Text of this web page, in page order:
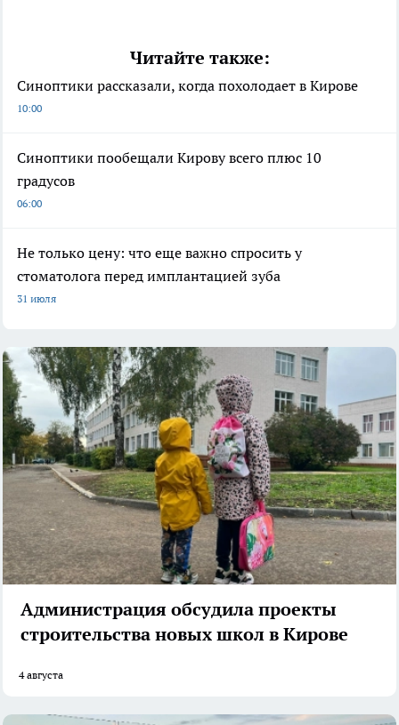
Читайте также:
Синоптики рассказали, когда похолодает в Кирове
10:00
Синоптики пообещали Кирову всего плюс 10
градусов
06:00
Не только цену: что еще важно спросить у
стоматолога перед имплантацией зуба
31 июля
Администрация обсудила проекты
строительства новых школ в Кирове
4 августа